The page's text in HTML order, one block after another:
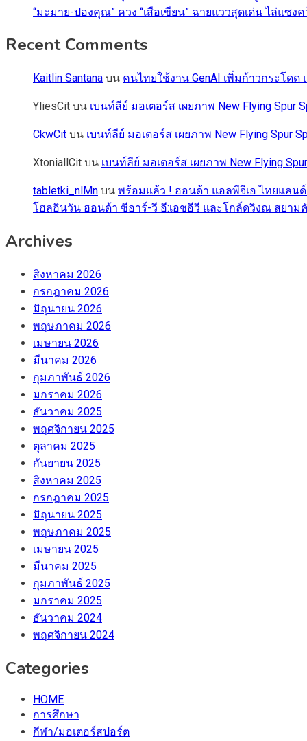
“มะมาย-ปองคุณ” ควง “เสือเขียน” ฉายแววสุดเด่น ไล่แ
Recent Comments
Kaitlin Santana บน คนไทยใช้งาน GenAI เพิ่มก้าวกระโด
YliesCit บน เบนท์ลีย์ มอเตอร์ส เผยภาพ New Flying
CkwCit บน เบนท์ลีย์ มอเตอร์ส เผยภาพ New Flying Spur
XtoniallCit บน เบนท์ลีย์ มอเตอร์ส เผยภาพ New Flying
tabletki_nlMn บน พร้อมแล้ว ! ฮอนด้า แอลพีจีเอ ไทยแลนด์
โฮลอินวัน ฮอนด้า ซีอาร์-วี อี:เอชอีวี และโกล์ดวิงณ สยา
Archives
สิงหาคม 2026
กรกฎาคม 2026
มิถุนายน 2026
พฤษภาคม 2026
เมษายน 2026
มีนาคม 2026
กุมภาพันธ์ 2026
มกราคม 2026
ธันวาคม 2025
พฤศจิกายน 2025
ตุลาคม 2025
กันยายน 2025
สิงหาคม 2025
กรกฎาคม 2025
มิถุนายน 2025
พฤษภาคม 2025
เมษายน 2025
มีนาคม 2025
กุมภาพันธ์ 2025
มกราคม 2025
ธันวาคม 2024
พฤศจิกายน 2024
Categories
HOME
การศึกษา
กีฬา/มอเตอร์สปอร์ต